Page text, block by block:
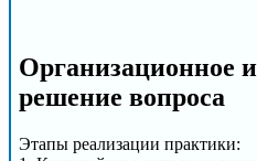
Организационное
решение вопроса
Этапы реализации практики: